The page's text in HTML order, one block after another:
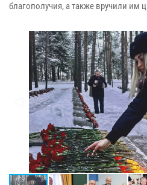
благополучия, а также вручили им